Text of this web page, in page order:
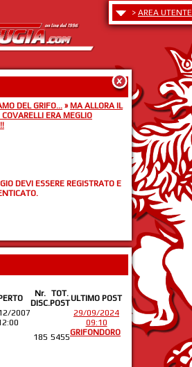
> AREA UTENTE
DEL GRIFO... » MA ALLORA IL
ERA MEGLIO
DEVI ESSERE REGISTRATO E
Nr.
DISC.
TOT.
POSTULTIMO POST
2007
185 5455
29/09/2024
09:10
GRIFONDORO